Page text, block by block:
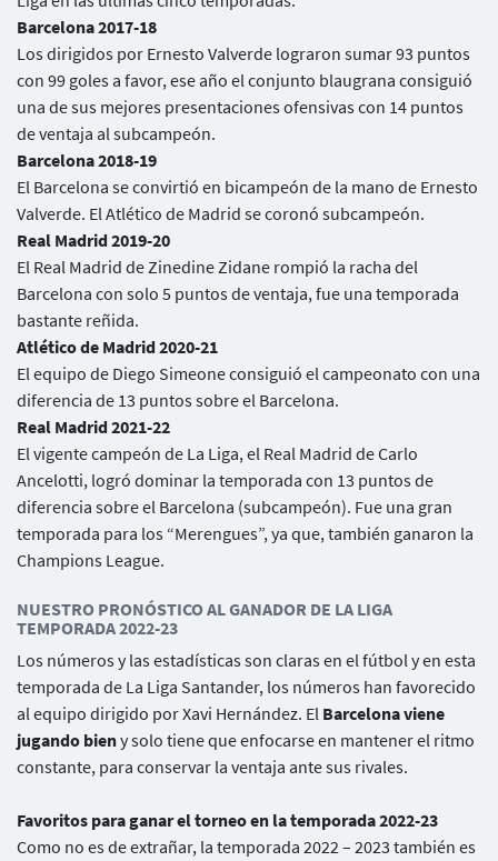
Barcelona 2017-18
Los dirigidos por Ernesto Valverde lograron sumar 93 puntos
con 99 goles a favor, ese año el conjunto blaugrana consiguió
una de sus mejores presentaciones ofensivas con 14 puntos
de ventaja al subcampeón.
Barcelona 2018-19
El Barcelona se convirtió en bicampeón de la mano de Ernesto
Valverde. El Atlético de Madrid se coronó subcampeón.
Real Madrid 2019-20
El Real Madrid de Zinedine Zidane rompió la racha del
Barcelona con solo 5 puntos de ventaja, fue una temporada
bastante reñida.
Atlético de Madrid 2020-21
El equipo de Diego Simeone consiguió el campeonato con una
diferencia de 13 puntos sobre el Barcelona.
Real Madrid 2021-22
El vigente campeón de La Liga, el Real Madrid de Carlo
Ancelotti, logró dominar la temporada con 13 puntos de
diferencia sobre el Barcelona (subcampeón). Fue una gran
temporada para los “Merengues”, ya que, también ganaron la
Champions League.
NUESTRO PRONÓSTICO AL GANADOR DE LA LIGA
TEMPORADA 2022-23
Los números y las estadísticas son claras en el fútbol y en esta
temporada de La Liga Santander, los números han favorecido
al equipo dirigido por Xavi Hernández. El Barcelona viene
jugando bieny solo tiene que enfocarse en mantener el ritmo
constante, para conservar la ventaja ante sus rivales.
Favoritos para ganar el torneo en la temporada 2022-23
Como no es de extrañar, la temporada 2022 – 2023 también es